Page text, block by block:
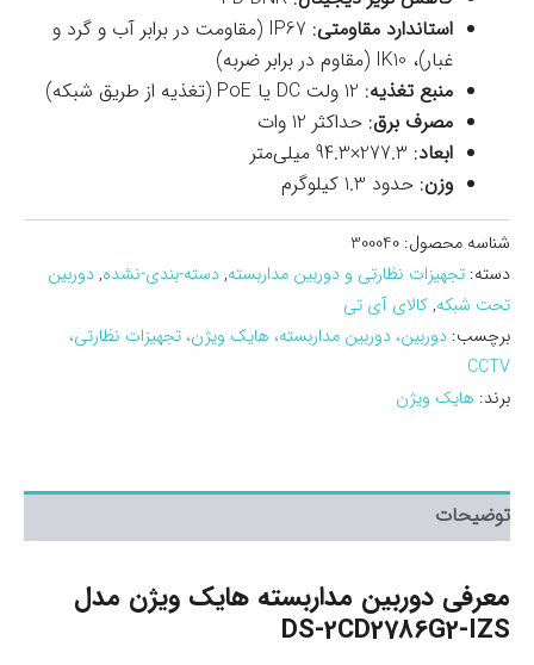
استاندارد مقاومتی
: IP67 (مقاومت در برابر آب و گرد و
غبار)، IK10 (مقاوم در برابر ضربه)
منبع تغذیه: 12 ولت DC یا PoE (تغذیه از طریق شبکه)
مصرف برق: حداکثر 12 وات
ابعاد: 277.3×94.3 میلی‌متر
وزن: حدود 1.3 کیلوگرم
شناسه محصول: 300040
دسته: تجهیزات نظارتی و دوربین مداربسته,دسته-بندی-نشده,دوربین
تحت شبکه,کالای آی تی
برچسب: دوربین، دوربین مداربسته، هایک ویژن، تجهیزات نظارتی،
CCTV
برند: هایک ویژن
توضیحات
معرفی دوربین مداربسته هایک ویژن مدل
DS-2CD2786G2-IZS